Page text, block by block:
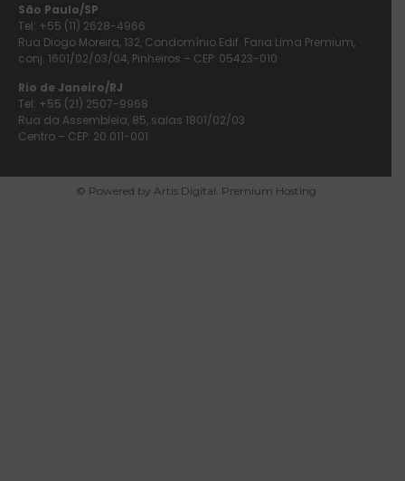
São Paulo/SP
Tel: +55 (11) 2628-4966
Rua Diogo Moreira, 132, Condomínio Edif. Faria Lima Premium,
conj. 1601/02/03/04, Pinheiros – CEP: 05423-010
Rio de Janeiro/RJ
Tel: +55 (21) 2507-9968
Rua da Assembleia, 85, salas 1801/02/03
Centro – CEP: 20.011-001
© Powered by Artis Digital. Premium Hosting